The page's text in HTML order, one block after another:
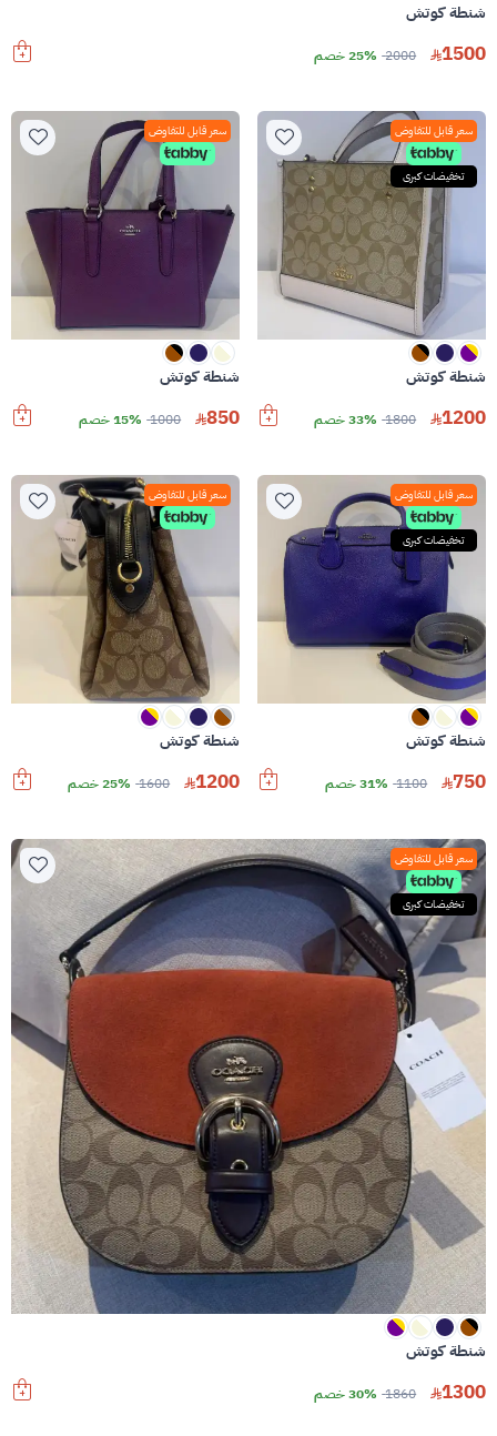
شنطة كوتش
1500
2000 25% خصم
سعر قابل للتفاوض
تخفيضات كبرى
شنطة كوتش
1200
1800 33% خصم
سعر قابل للتفاوض
شنطة كوتش
850
1000 15% خصم
سعر قابل للتفاوض
تخفيضات كبرى
شنطة كوتش
750
1100 31% خصم
سعر قابل للتفاوض
شنطة كوتش
1200
1600 25% خصم
سعر قابل للتفاوض
تخفيضات كبرى
شنطة كوتش
1300
1860 30% خصم